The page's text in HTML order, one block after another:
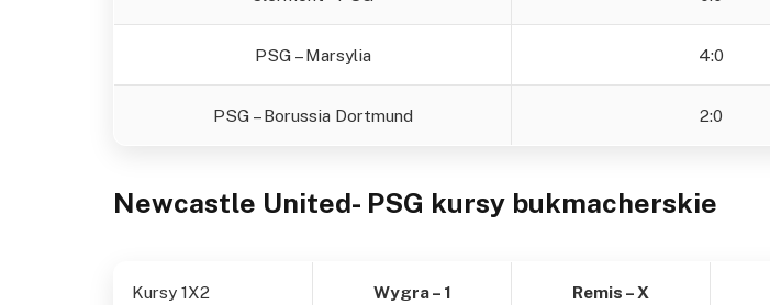
PSG – Marsylia 4:0
PSG – Borussia Dortmund 2:0
Newcastle United- PSG kursy bukmacherskie
Kursy 1X2 Wygra – 1 Remis – X